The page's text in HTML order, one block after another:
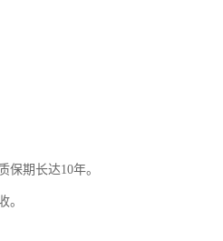
保期长达10年。
。